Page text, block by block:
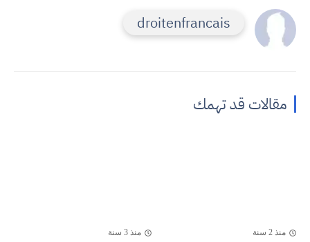
droitenfrancais
مقالات قد تهمك
منذ 2 سنة منذ 3 سنة